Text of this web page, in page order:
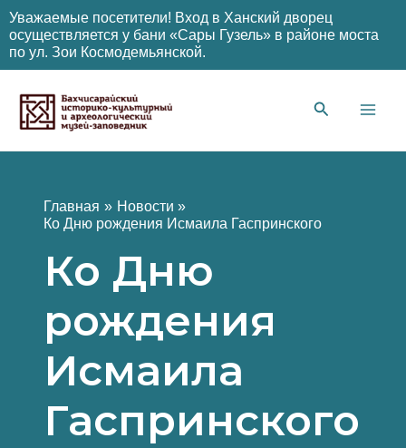
Уважаемые посетители! Вход в Ханский дворец
осуществляется у бани «Сары Гузель» в районе моста
по ул. Зои Космодемьянской.
содержимому
Главная
Новости
Ко Дню рождения Исмаила Гаспринского
Ко Дню
рождения
Исмаила
Гаспринского